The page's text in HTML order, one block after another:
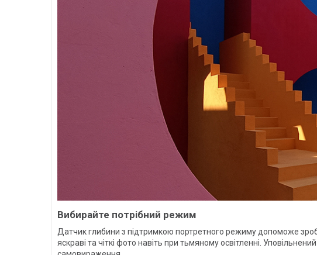
Вибирайте потрібний режим
Датчик глибини з підтримкою портретного режиму допоможе
яскраві та чіткі фото навіть при тьмяному освітленні.